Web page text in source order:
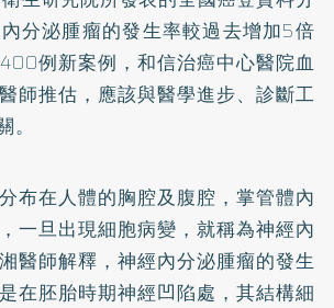
分泌腫瘤的發生率較過去增加5倍
例新案例，和信治癌中心醫院血
師推估，應該與醫學進步、診斷工
布在人體的胸腔及腹腔，掌管體內
一旦出現細胞病變，就稱為神經內
醫師解釋，神經內分泌腫瘤的發生
在胚胎時期神經凹陷處，其結構細